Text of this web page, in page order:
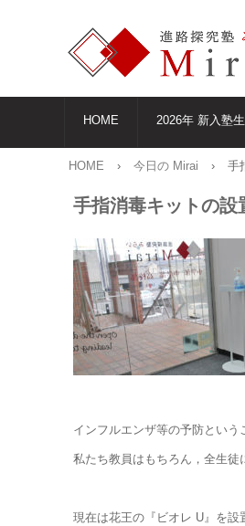
HOME 2026年 新入塾
HOME › 今日の Mirai › 手
手指消毒キットの設
インフルエンザ等の予防という
私たち教員はもちろん，全生徒
現在は花王の『ビオレ U』を設